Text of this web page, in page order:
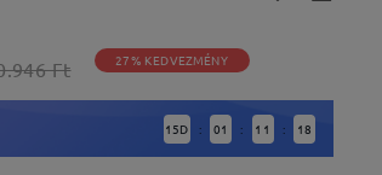
Ft 27% KEDVEZMÉNY
15D : 01 : 11 : 17